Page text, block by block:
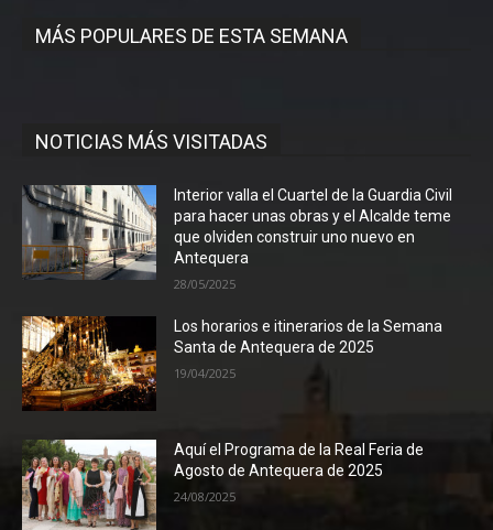
MÁS POPULARES DE ESTA SEMANA
NOTICIAS MÁS VISITADAS
Interior valla el Cuartel de la Guardia Civil
para hacer unas obras y el Alcalde teme
que olviden construir uno nuevo en
Antequera
28/05/2025
Los horarios e itinerarios de la Semana
Santa de Antequera de 2025
19/04/2025
Aquí el Programa de la Real Feria de
Agosto de Antequera de 2025
24/08/2025